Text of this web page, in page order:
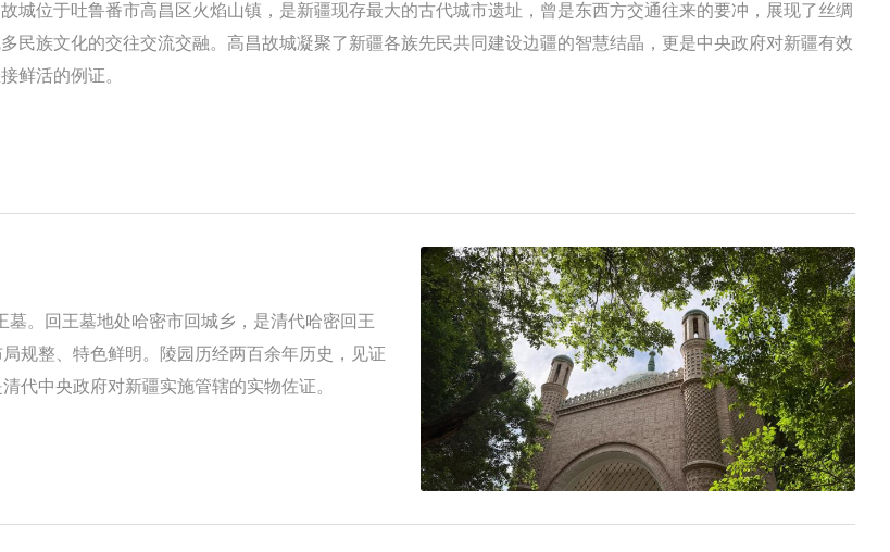
城位于吐鲁番市高昌区火焰山镇，是新疆现存最大的古代城市遗址，曾是东西方交通往来的要冲，展现了丝绸
民族文化的交往交流交融。高昌故城凝聚了新疆各族先民共同建设边疆的智慧结晶，更是中央政府对新疆有效
鲜活的例证。
墓。回王墓地处哈密市回城乡，是清代哈密回王
规整、特色鲜明。陵园历经两百余年历史，见证
代中央政府对新疆实施管辖的实物佐证。